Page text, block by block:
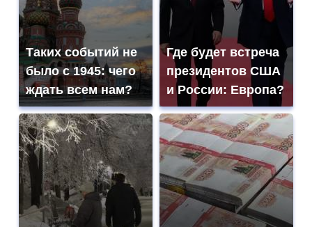
Таких событий не
было с 1945: чего
ждать всем нам?
Где будет встреча
президентов США
и России: Европа?